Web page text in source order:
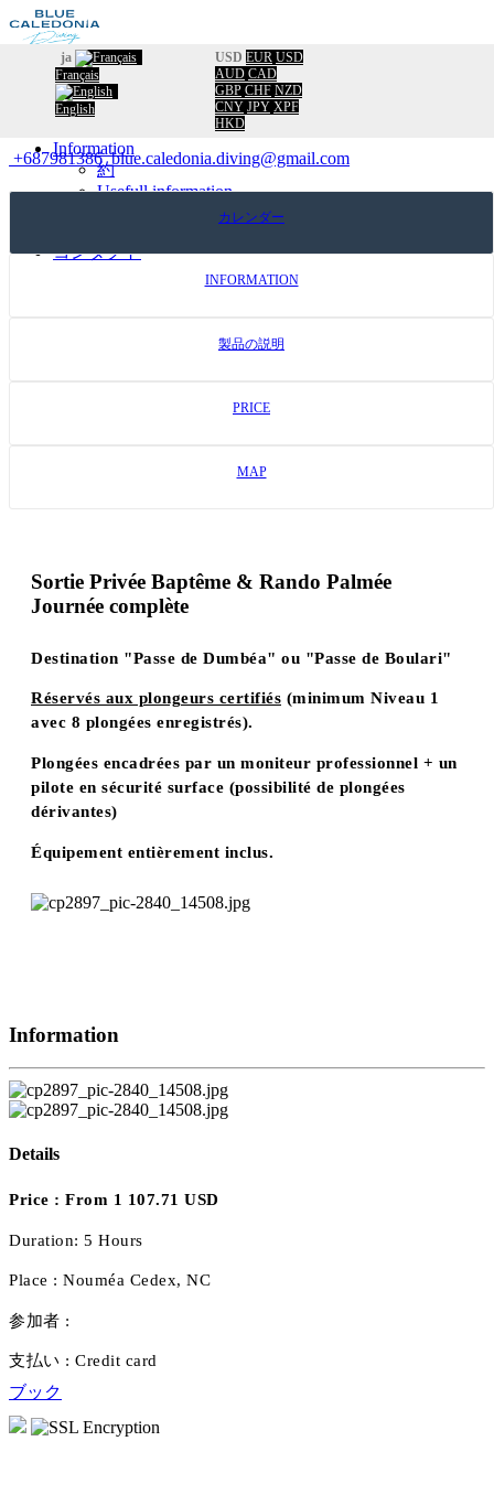
ja
Français
English
USD EUR USD
AUD CAD
GBP CHF NZD
CNY JPY XPF
HKD
歓迎
カタログ
Information
約
Usefull information
Travel New Caldonia
コンタクト
バックカタログへ
+687981386blue.caledonia.diving@gmail.com
カレンダー
INFORMATION
製品の説明
PRICE
MAP
Sortie Privée Baptême & Rando Palmée
Journée complète
Destination "Passe de Dumbéa" ou "Passe de Boulari"
Réservés aux plongeurs certifiés (minimum Niveau 1
avec 8 plongées enregistrés).
Plongées encadrées par un moniteur professionnel + un
pilote en sécurité surface (possibilité de plongées
dérivantes)
Équipement entièrement inclus.
Information
Details
Price : From 1 107.71 USD
Duration: 5 Hours
Place : Nouméa Cedex, NC
参加者 :
支払い : Credit card
ブック